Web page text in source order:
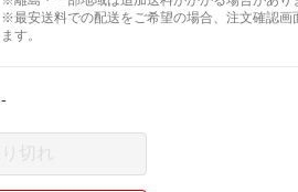
※最安送料での配送をご希望の場合、注文確認画
ます。
-